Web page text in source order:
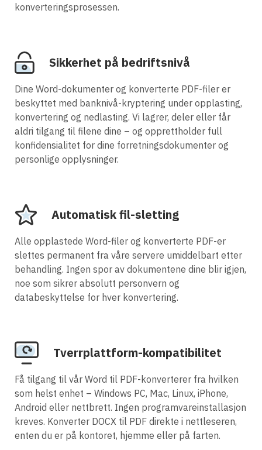
konverteringsprosessen.
Sikkerhet på bedriftsnivå
Dine Word-dokumenter og konverterte PDF-filer er
beskyttet med banknivå-kryptering under opplasting,
konvertering og nedlasting. Vi lagrer, deler eller får
aldri tilgang til filene dine – og opprettholder full
konfidensialitet for dine forretningsdokumenter og
personlige opplysninger.
Automatisk fil-sletting
Alle opplastede Word-filer og konverterte PDF-er
slettes permanent fra våre servere umiddelbart etter
behandling. Ingen spor av dokumentene dine blir igjen,
noe som sikrer absolutt personvern og
databeskyttelse for hver konvertering.
Tverrplattform-kompatibilitet
Få tilgang til vår Word til PDF-konverterer fra hvilken
som helst enhet – Windows PC, Mac, Linux, iPhone,
Android eller nettbrett. Ingen programvareinstallasjon
kreves. Konverter DOCX til PDF direkte i nettleseren,
enten du er på kontoret, hjemme eller på farten.